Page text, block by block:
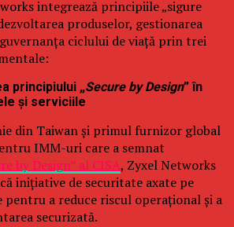
integrează principiile „sigure
produselor, gestionarea
ciclului de viață prin trei
principiului „Secure by Design” în
și serviciile
din Taiwan și primul furnizor global
IMM-uri care a semnat
by Design” al CISA, Zyxel Networks
inițiative de securitate axate pe
a reduce riscul operațional și a
securizată.